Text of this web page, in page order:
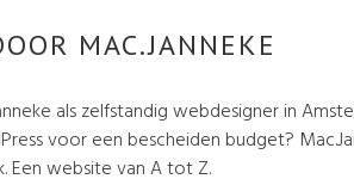
MAC.JANNEKE
als zelfstandig webdesigner in
voor een bescheiden budget?
Een website van A tot Z.